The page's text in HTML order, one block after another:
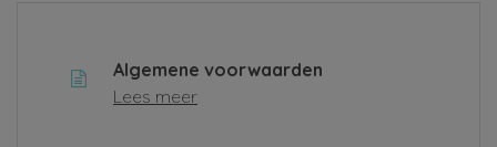
Algemene voorwaarden
Lees meer